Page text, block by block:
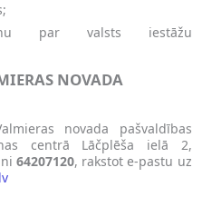
par valsts iestāžu
NOVADA
novada pašvaldības
centrā Lāčplēša ielā 2,
64207120, rakstot e-pastu uz